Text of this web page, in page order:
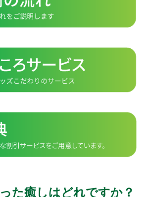
た癒しはどれですか？